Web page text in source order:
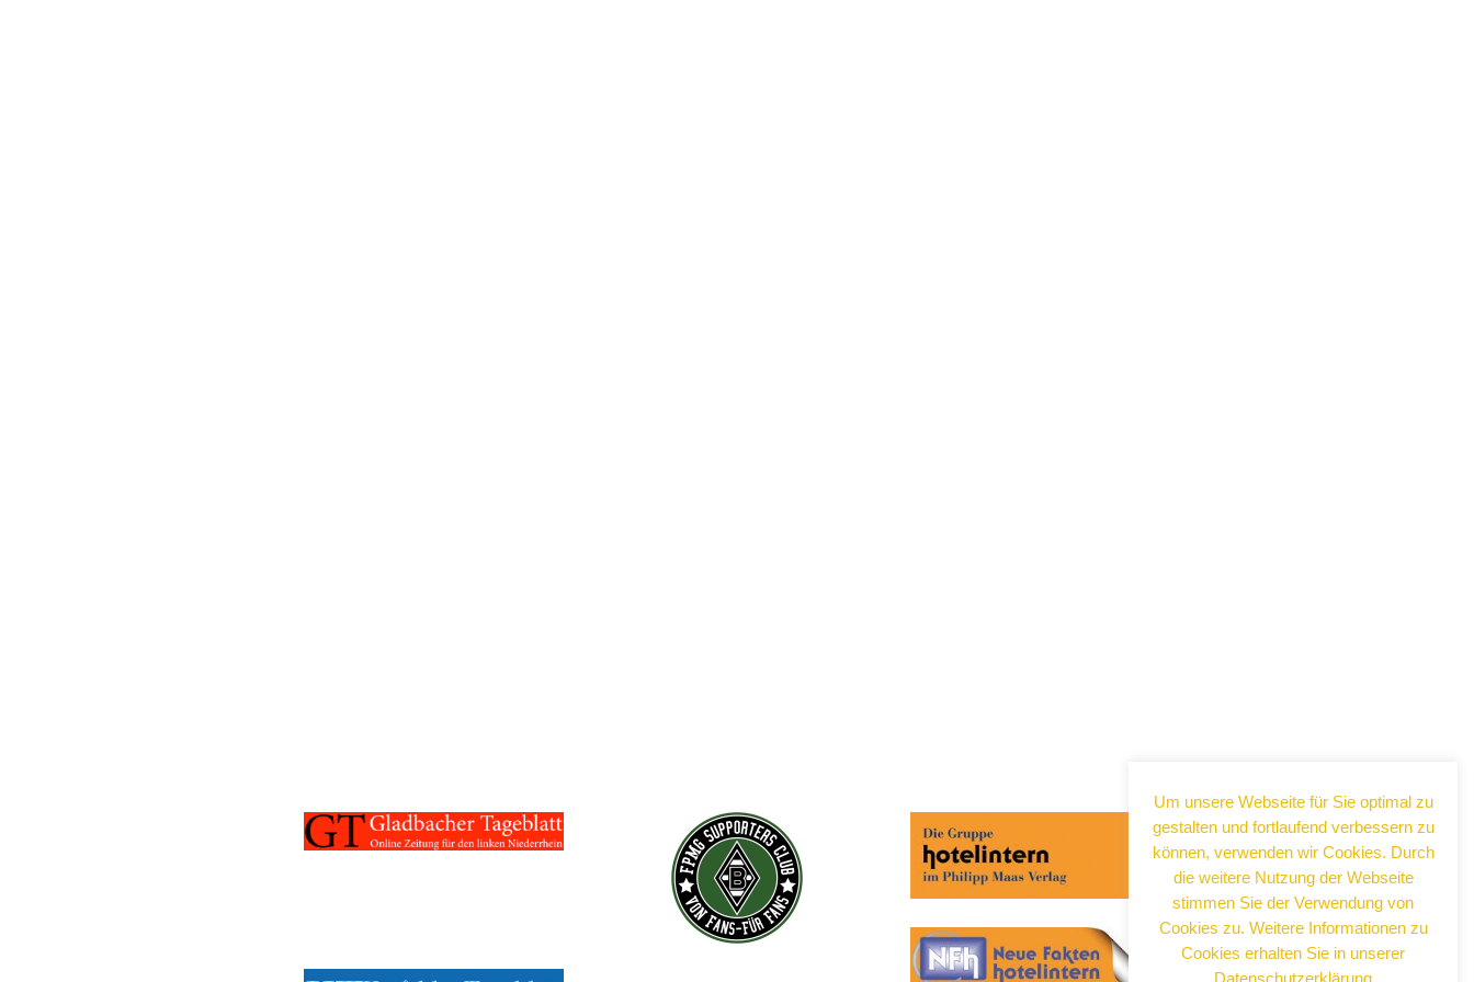
Wenn Sie noch mehr wissen wollen,
tragen Sie sich ein für einen kostenlosen
Newsletter und erhalten Sie vertiefende
Infos zu gesellschaftlichen
Entwicklungen, Kulinarik, Kunst und Kultur
in Neuss!
Um unsere Webseite für Sie optimal zu
gestalten und fortlaufend verbessern zu
können, verwenden wir Cookies. Durch
die weitere Nutzung der Webseite
stimmen Sie der Verwendung von
Cookies zu. Weitere Informationen zu
Cookies erhalten Sie in unserer
Datenschutzerklärung